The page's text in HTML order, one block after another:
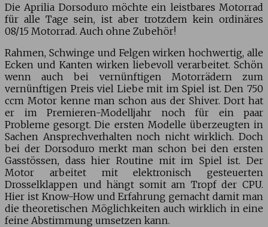
Die Aprilia Dorsoduro möchte ein leistbares Motorrad
für alle Tage sein, ist aber trotzdem kein ordinäres
08/15 Motorrad. Auch ohne Zubehör!
Rahmen, Schwinge und Felgen wirken hochwertig, alle
Ecken und Kanten wirken liebevoll verarbeitet. Schön
wenn auch bei vernünftigen Motorrädern zum
vernünftigen Preis viel Liebe mit im Spiel ist. Den 750
ccm Motor kenne man schon aus der Shiver. Dort hat
er im Premieren-Modelljahr noch für ein paar
Probleme gesorgt. Die ersten Modelle überzeugten in
Sachen Ansprechverhalten noch nicht wirklich. Doch
bei der Dorsoduro merkt man schon bei den ersten
Gasstössen, dass hier Routine mit im Spiel ist. Der
Motor arbeitet mit elektronisch gesteuerten
Drosselklappen und hängt somit am Tropf der CPU.
Hier ist Know-How und Erfahrung gemacht damit man
die theoretischen Möglichkeiten auch wirklich in eine
feine Abstimmung umsetzen kann.